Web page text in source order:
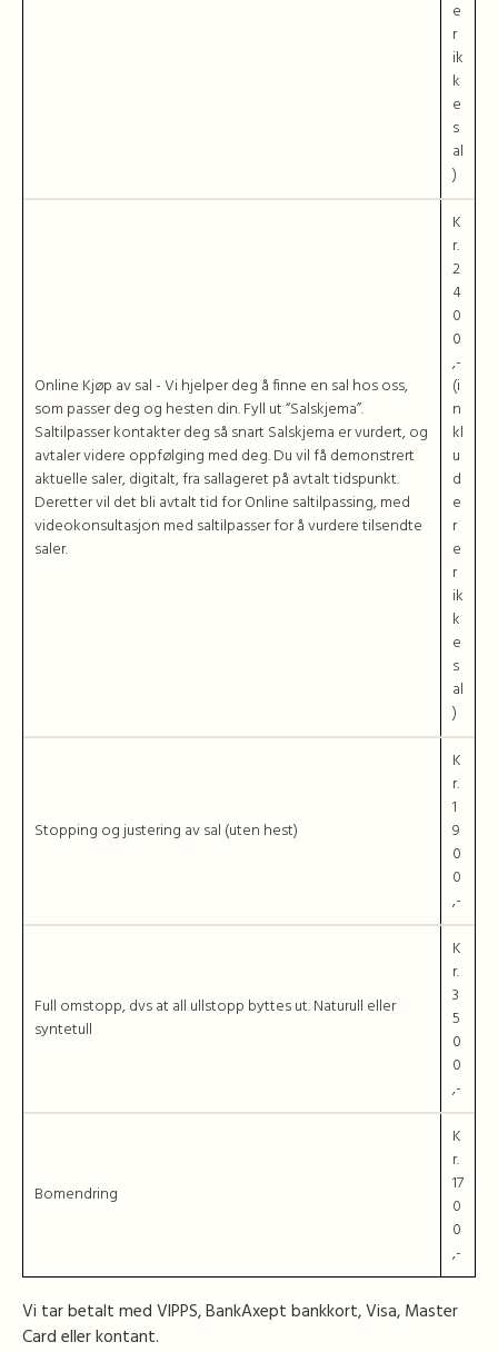
e
r
ik
k
e
s
al
)
Online Kjøp av sal - Vi hjelper deg å finne en sal hos oss,
som passer deg og hesten din. Fyll ut “Salskjema”.
Saltilpasser kontakter deg så snart Salskjema er vurdert, og
avtaler videre oppfølging med deg. Du vil få demonstrert
aktuelle saler, digitalt, fra sallageret på avtalt tidspunkt.
Deretter vil det bli avtalt tid for Online saltilpassing, med
videokonsultasjon med saltilpasser for å vurdere tilsendte
saler.
K
r.
2
4
0
0
,-
(i
n
kl
u
d
e
r
e
r
ik
k
e
s
al
)
Stopping og justering av sal (uten hest)
K
r.
1
9
0
0
,-
Full omstopp, dvs at all ullstopp byttes ut. Naturull eller
syntetull
K
r.
3
5
0
0
,-
Bomendring
K
r.
17
0
0
,-
Vi tar betalt med VIPPS, BankAxept bankkort, Visa, Master
Card eller kontant.